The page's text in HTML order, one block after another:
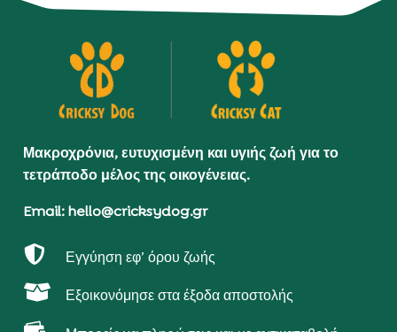
Μακροχρόνια, ευτυχισμένη και υγιής ζωή για το
τετράποδο μέλος της οικογένειας.
Email: hello@cricksydog.gr
 Εγγύηση εφ’ όρου ζωής
 Εξοικονόμησε στα έξοδα αποστολής